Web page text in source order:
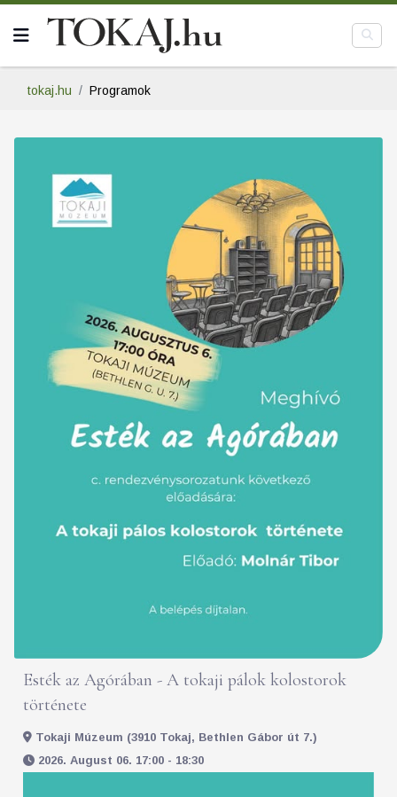
tokaj.hu Programok
Esték az Agórában - A tokaji pálok kolostorok
története
Tokaji Múzeum (3910 Tokaj, Bethlen Gábor út 7.)
2026. August 06. 17:00 - 18:30